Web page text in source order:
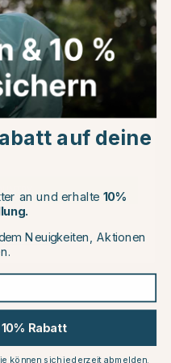
gefallen könnten
EQUILINE
Gold/Weiß
auf deine
an und erhalte 10%
Neuigkeiten, Aktionen
Rabatt
können sich jederzeit abmelden.